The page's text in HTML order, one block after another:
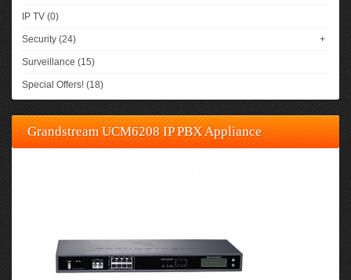
IP TV (0)
Security (24) +
Surveillance (15)
Special Offers! (18)
Grandstream UCM6208 IP PBX Appliance